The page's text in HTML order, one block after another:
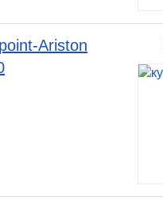
Ariston